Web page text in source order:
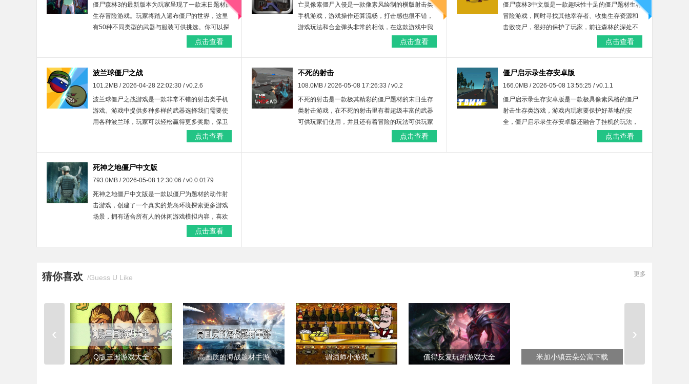
僵尸森林3的最新版本为玩家呈现了一款末日题材的
生存冒险游戏。玩家将踏入遍布僵尸的世界，这里
有50种不同类型的武器与服装可供挑选。你可以探
索全新的区域，建造防御工事，扩建房间，同时搜
寻所需的资源和道具，以此来应对各类僵尸的威
点击查看
亡灵像素僵尸入侵是一款像素风绘制的横版射击类
手机游戏，游戏操作还算流畅，打击感也很不错，
游戏玩法和合金弹头非常的相似，在这款游戏中我
们将要拿起武器去消灭各种各样的僵尸，值得大家
点击查看
僵尸森林3中文版是一款趣味性十足的僵尸题材生存
冒险游戏，同时寻找其他幸存者、收集生存资源和
击败丧尸，很好的保护了玩家，前往森林的深处不
断地探索，让玩家可以体验无限资源的过程。
点击查看
波兰球僵尸之战
101.2MB / 2026-04-28 22:02:30 / v0.2.6
波兰球僵尸之战游戏是一款非常不错的射击类手机
游戏。游戏中提供多种多样的武器选择我们需要使
用各种波兰球，玩家可以轻松赢得更多奖励，保卫
自己的家园，专属的游戏内容之中，感兴趣的玩家
点击查看
不死的射击
108.0MB / 2026-05-08 17:26:33 / v0.2
不死的射击是一款极其精彩的僵尸题材的末日生存
类射击游戏，在不死的射击里有着超级丰富的武器
可供玩家们使用，并且还有着冒险的玩法可供玩家
们体验，喜欢的玩家快来下载体验吧！点击查看
僵尸启示录生存安卓版
166.0MB / 2026-05-08 13:55:25 / v0.1.1
僵尸启示录生存安卓版是一款极具像素风格的僵尸
射击生存类游戏，游戏内玩家要保护好基地的安
全，僵尸启示录生存安卓版还融合了挂机的玩法，
玩家需要利用手中的武器消灭场景中僵尸，喜欢的
点击查看
死神之地僵尸中文版
793.0MB / 2026-05-08 12:30:06 / v0.0.0179
死神之地僵尸中文版是一款以僵尸为题材的动作射
击游戏，创建了一个真实的荒岛环境探索更多游戏
场景，拥有适合所有人的休闲游戏模拟内容，喜欢
点击查看
猜你喜欢 /Guess U Like 更多
Q版三国游戏大全 高画质的海战题材手游 调酒师小游戏 值得反复玩的游戏大全 米加小镇云朵公寓下载
‹ ›